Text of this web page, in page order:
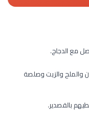
مع الدجاج.
والملح والزيت وصلصة
بالقصدير.